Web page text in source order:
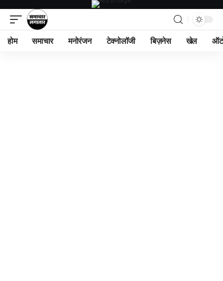
होम समाचार मनोरंजन टेक्नोलॉजी बिज़नेस खेल